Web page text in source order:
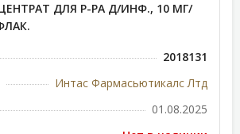
ДЛЯ Р-РА Д/ИНФ., 10 МГ/
2018131
Интас Фармасьютикалc Лтд
01.08.2025